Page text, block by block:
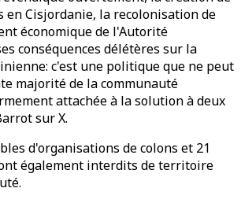
en Cisjordanie, la recolonisation de
économique de l'Autorité
conséquences délétères sur la
c'est une politique que ne peut
majorité de la communauté
attachée à la solution à deux
sur X.
d'organisations de colons et 21
également interdits de territoire